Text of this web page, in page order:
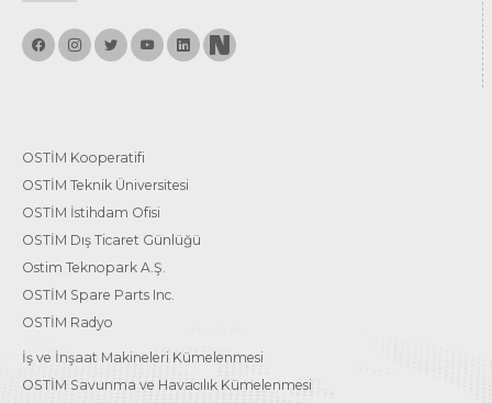
OSTİM Kooperatifi
OSTİM Teknik Üniversitesi
OSTİM İstihdam Ofisi
OSTİM Dış Ticaret Günlüğü
Ostim Teknopark A.Ş.
OSTİM Spare Parts Inc.
OSTİM Radyo
İş ve İnşaat Makineleri Kümelenmesi
OSTİM Savunma ve Havacılık Kümelenmesi